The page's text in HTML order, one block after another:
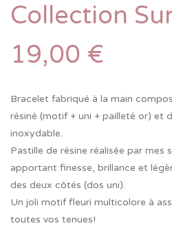
Collection
19,00 €
Bracelet fabriqué à la main
résiné (motif + uni + pailleté or) et
inoxydable.
Pastille de résine réalisée par mes
apportant finesse, brillance et
des deux côtés (dos uni).
Un joli motif fleuri multicolore à
toutes vos tenues!